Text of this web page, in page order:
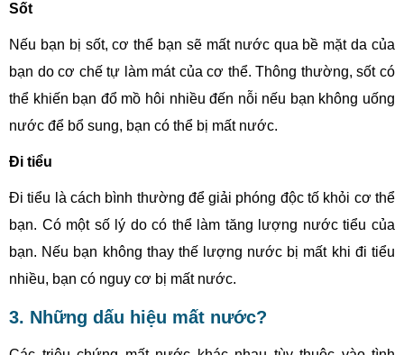
Sốt
Nếu bạn bị sốt, cơ thể bạn sẽ mất nước qua bề mặt da của
bạn do cơ chế tự làm mát của cơ thể. Thông thường, sốt có
thể khiến bạn đổ mồ hôi nhiều đến nỗi nếu bạn không uống
nước để bổ sung, bạn có thể bị mất nước.
Đi tiểu
Đi tiểu là cách bình thường để giải phóng độc tố khỏi cơ thể
bạn. Có một số lý do có thể làm tăng lượng nước tiểu của
bạn. Nếu bạn không thay thế lượng nước bị mất khi đi tiểu
nhiều, bạn có nguy cơ bị mất nước.
3. Những dấu hiệu mất nước?